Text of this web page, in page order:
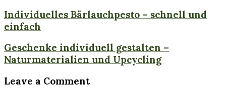
Individuelles Bärlauchpesto – schnell und
einfach
Geschenke individuell gestalten –
Naturmaterialien und Upcycling
Leave a Comment